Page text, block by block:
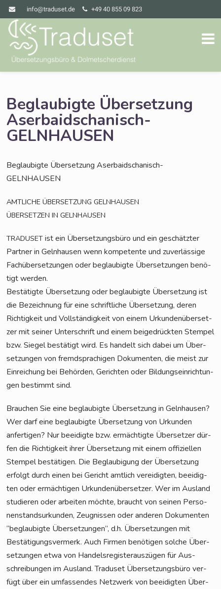
info@traduset.de +49 40 855 09 823
Beglaubigte Übersetzung
Aserbaidschanisch-
GELNHAUSEN
Beglau­big­te Über­set­zung Aserbaidschanisch-
GELNHAUSEN
AMTLICHE ÜBERSETZUNG GELNHAUSEN
ÜBERSETZEN IN GELNHAUSEN
TRADUSET ist ein Über­set­zungs­bü­ro und ein geschätz­ter
Part­ner in Geln­hau­sen wenn kom­pe­ten­te und zuver­läs­si­ge
Fach­über­set­zun­gen oder beglau­big­te Über­set­zun­gen benö­
tigt werden.
Bestä­tig­te Über­set­zung oder beglau­big­te Über­set­zung ist
die Bezeich­nung für eine schrift­li­che Über­set­zung, deren
Rich­tig­keit und Voll­stän­dig­keit von einem Urkun­den­über­set­
zer mit sei­ner Unter­schrift und einem bei­gedrück­ten Stem­pel
bzw. Sie­gel bestä­tigt wird. Es han­delt sich dabei um Über­
set­zun­gen von fremd­spra­chi­gen Doku­men­ten, die meist zur
Ein­rei­chung bei Behör­den, Gerich­ten oder Bil­dungs­ein­rich­tun­
gen bestimmt sind.
Brau­chen Sie eine beglau­big­te Über­set­zung in Geln­hau­sen?
Wer darf eine beglau­big­te Über­set­zung von Urkun­den
anfer­ti­gen? Nur beei­dig­te bzw. ermäch­tig­te Über­set­zer dür­
fen die Rich­tig­keit ihrer Über­set­zung mit einem offi­zi­el­len
Stem­pel bestä­ti­gen. Die Beglau­bi­gung der Über­set­zung
erfolgt durch einen bei Gericht amt­lich ver­ei­dig­ten, beei­dig­
ten oder ermäch­ti­gen Urkun­den­über­set­zer. Wer im Aus­land
stu­die­ren oder arbei­ten möch­te, braucht von sei­nen Per­so­
nen­stand­sur­kun­den, Zeug­nis­sen oder ande­ren Doku­men­ten
“beglau­big­te Über­set­zun­gen”, d.h. Über­set­zun­gen mit
Bestä­ti­gungs­ver­merk. Auch Fir­men benö­ti­gen sol­che Über­
set­zun­gen etwa von Han­dels­re­gis­ter­aus­zü­gen für Aus­
schrei­bun­gen im Aus­land. Tra­du­set Über­set­zungs­bü­ro ver­
fügt über ein umfas­sen­des Netz­werk von beei­dig­ten Über­